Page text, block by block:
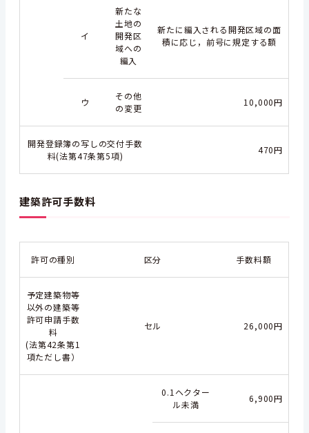
イ
新たな
土地の
開発区
域への
編入
新たに編入される開発区域の面
積に応じ，前号に規定する額
ウ
その他
の変更
10,000円
開発登録簿の写しの交付手数
料(法第47条第5項)
470円
建築許可手数料
許可の種別 区分 手数料額
予定建築物等
以外の建築等
許可申請手数
料
(法第42条第1
項ただし書）
セル 26,000円
0.1ヘクター
ル未満
6,900円